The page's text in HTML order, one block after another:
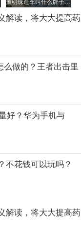
董明珠造车叫什么牌子？她的电动汽车一辆多少钱？
解读，将大大提高药
做的？王者出击里
好？华为手机与
不花钱可以玩吗？
解读，将大大提高药